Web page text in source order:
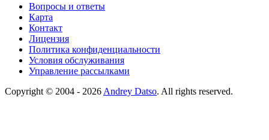
Вопросы и ответы
Карта
Контакт
Лицензия
Политика конфиденциальности
Условия обслуживания
Управление рассылками
Copyright © 2004 - 2026 Andrey Datso. All rights reserved.